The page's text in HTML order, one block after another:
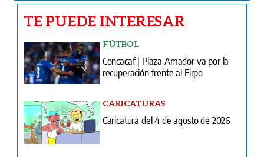
TE PUEDE INTERESAR
FÚTBOL
Concacaf | Plaza Amador va por la
recuperación frente al Firpo
CARICATURAS
Caricatura del 4 de agosto de 2026